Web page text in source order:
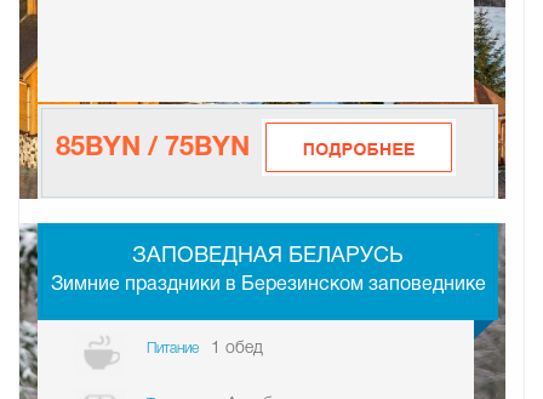
85BYN / 75BYN
ЗАПОВЕДНАЯ БЕЛАРУСЬ
Зимние праздники в Березинском заповеднике
Питание 1 обед
-